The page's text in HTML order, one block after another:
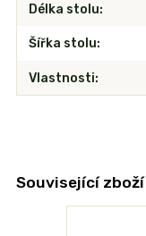
Délka stolu
Šířka stolu
Vlastnosti
Související zboží